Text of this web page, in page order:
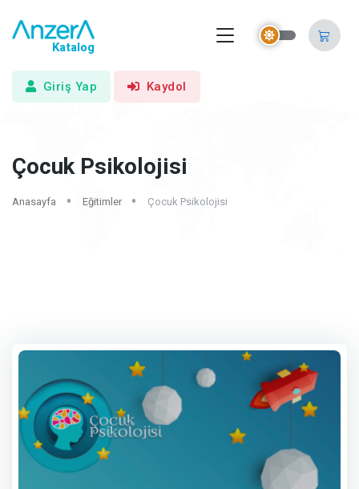
Katalog
Giriş Yap Kaydol
Çocuk Psikolojisi
Anasayfa Eğitimler Çocuk Psikolojisi